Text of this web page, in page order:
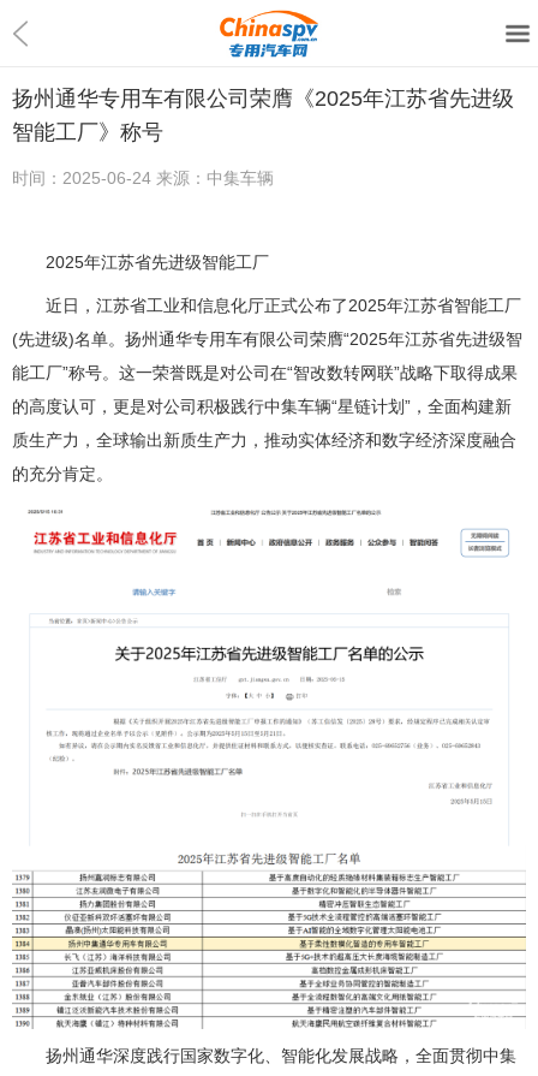
扬州通华专用车有限公司荣膺《2025年江苏省先进级
智能工厂》称号
时间： 2025-06-24 来源： 中集车辆
2025年江苏省先进级智能工厂
近日，江苏省工业和信息化厅正式公布了2025年江苏省智能工厂
(先进级)名单。扬州通华专用车有限公司荣膺“2025年江苏省先进级智
能工厂”称号。这一荣誉既是对公司在“智改数转网联”战略下取得成果
的高度认可，更是对公司积极践行中集车辆“星链计划”，全面构建新
质生产力，全球输出新质生产力，推动实体经济和数字经济深度融合
的充分肯定。
扬州通华深度践行国家数字化、智能化发展战略，全面贯彻中集